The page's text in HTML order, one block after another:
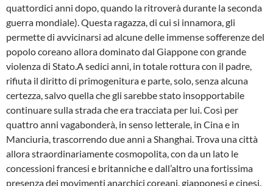
quattordici anni dopo, quando la ritroverà durante la seconda
guerra mondiale). Questa ragazza, di cui si innamora, gli
permette di avvicinarsi ad alcune delle immense sofferenze del
popolo coreano allora dominato dal Giappone con grande
violenza di Stato.A sedici anni, in totale rottura con il padre,
rifiuta il diritto di primogenitura e parte, solo, senza alcuna
certezza, salvo quella che gli sarebbe stato insopportabile
continuare sulla strada che era tracciata per lui. Così per
quattro anni vagabonderà, in senso letterale, in Cina e in
Manciuria, trascorrendo due anni a Shanghai. Trova una città
allora straordinariamente cosmopolita, con da un lato le
concessioni francesi e britanniche e dall’altro una fortissima
presenza dei movimenti anarchici coreani, giapponesi e cinesi.